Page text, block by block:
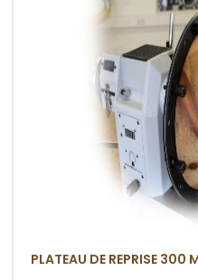
PLATEAU DE REPRISE 300